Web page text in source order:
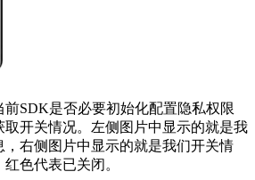
前SDK是否必要初始化配置隐私权限
开关情况。左侧图片中显示的就是我
右侧图片中显示的就是我们开关情
色代表已关闭。